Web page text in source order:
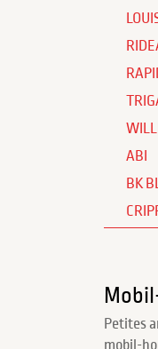
ABI
BK
Petites
mobil-